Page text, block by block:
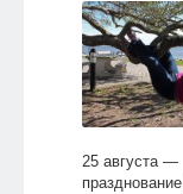
25 августа —